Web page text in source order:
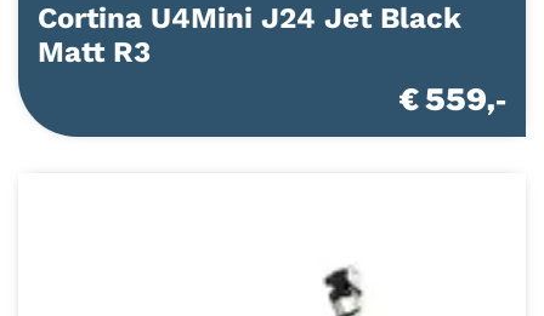
Cortina U4Mini J24 Jet Black
Matt R3
€ 559,-